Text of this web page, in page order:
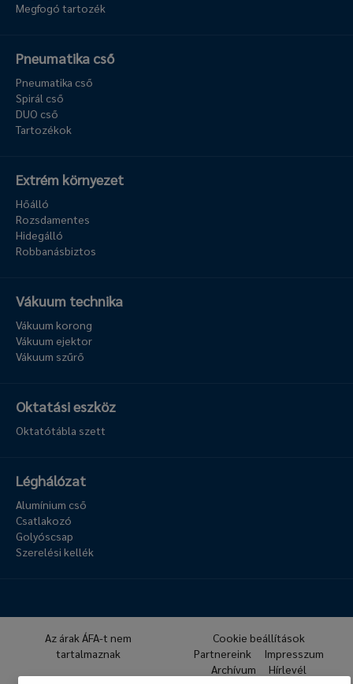
Megfogó tartozék
Pneumatika cső
Pneumatika cső
Spirál cső
DUO cső
Tartozékok
Extrém környezet
Hőálló
Rozsdamentes
Hidegálló
Robbanásbiztos
Vákuum technika
Vákuum korong
Vákuum ejektor
Vákuum szűrő
Oktatási eszköz
Oktatótábla szett
Léghálózat
Alumínium cső
Csatlakozó
Golyóscsap
Szerelési kellék
Az árak ÁFA-t nem
tartalmaznak
Cookie beállítások
Partnereink
Impresszum
Archívum
Hírlevél